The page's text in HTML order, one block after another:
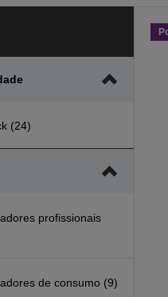
a
(24)
profissionais
de consumo (9)